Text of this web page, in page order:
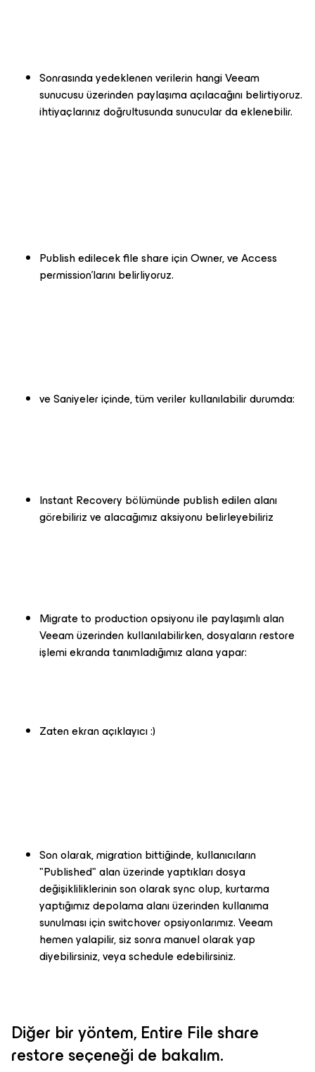
Sonrasında yedeklenen verilerin hangi Veeam
sunucusu üzerinden paylaşıma açılacağını belirtiyoruz.
ihtiyaçlarınız doğrultusunda sunucular da eklenebilir.
Publish edilecek file share için Owner, ve Access
permission'larını belirliyoruz.
ve Saniyeler içinde, tüm veriler kullanılabilir durumda:
Instant Recovery bölümünde publish edilen alanı
görebiliriz ve alacağımız aksiyonu belirleyebiliriz
Migrate to production opsiyonu ile paylaşımlı alan
Veeam üzerinden kullanılabilirken, dosyaların restore
işlemi ekranda tanımladığımız alana yapar:
Zaten ekran açıklayıcı :)
Son olarak, migration bittiğinde, kullanıcıların
"Published" alan üzerinde yaptıkları dosya
değişikliliklerinin son olarak sync olup, kurtarma
yaptığımız depolama alanı üzerinden kullanıma
sunulması için switchover opsiyonlarımız. Veeam
hemen yalapilir, siz sonra manuel olarak yap
diyebilirsiniz, veya schedule edebilirsiniz.
Diğer bir yöntem, Entire File share
restore seçeneği de bakalım.